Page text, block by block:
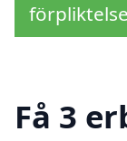
Få 3